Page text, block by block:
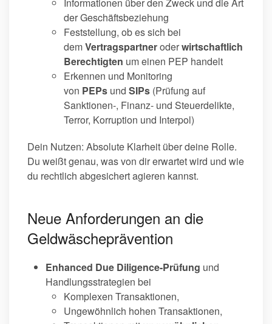
Informationen über den Zweck und die Art
der Geschäftsbeziehung
Feststellung, ob es sich bei
demVertragspartneroderwirtschaftlich
Berechtigten um einen PEP handelt
Erkennen und Monitoring
von PEPs und SIPs (Prüfung auf
Sanktionen-, Finanz- und Steuerdelikte,
Terror, Korruption und Interpol)
Dein Nutzen: Absolute Klarheit über deine Rolle.
Du weißt genau, was von dir erwartet wird und wie
du rechtlich abgesichert agieren kannst.
Neue Anforderungen an die
Geldwäscheprävention
Enhanced Due Diligence-Prüfung und
Handlungsstrategien bei
Komplexen Transaktionen,
Ungewöhnlich hohen Transaktionen,